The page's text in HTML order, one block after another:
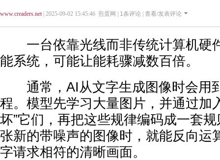
www.creaders.net| 2025-09-02 15:45:46 煎蛋网 | 1条评论 | 查看/发表评论
一台依靠光线而非传统计算机硬
能系统，可能让能耗骤减数百倍。
通常，AI从文字生成图像时会用
程。模型先学习大量图片，并通过加
坏”它们，再把这些规律编码成一套
张新的带噪声的图像时，就能反向运
字请求相符的清晰画面。